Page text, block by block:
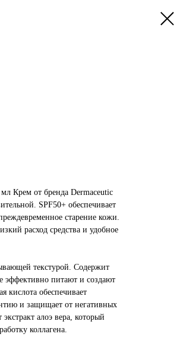
Крем от бренда Dermaceutic
SPF50+ обеспечивает
старение кожи.
расход средства и удобное
текстурой. Содержит
эффективно питают и создают
кислота обеспечивает
и защищает от негативных
алоэ вера, который
коллагена.